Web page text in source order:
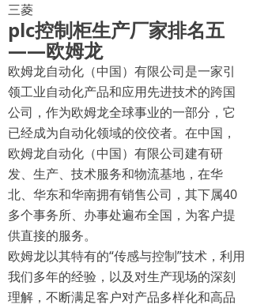
三菱
plc控制柜生产厂家排名五
——欧姆龙
欧姆龙自动化（中国）有限公司是一家引
领工业自动化产品和应用先进技术的跨国
公司，作为欧姆龙全球事业的一部分，它
已经成为自动化领域的佼佼者。在中国，
欧姆龙自动化（中国）有限公司建有研
发、生产、技术服务和物流基地，在华
北、华东和华南拥有销售公司，其下属40
多个事务所、办事处遍布全国，为客户提
供直接的服务。
欧姆龙以其特有的“传感与控制”技术，利用
我们多年的经验，以及对生产现场的深刻
理解，不断满足客户对产品多样化和高品